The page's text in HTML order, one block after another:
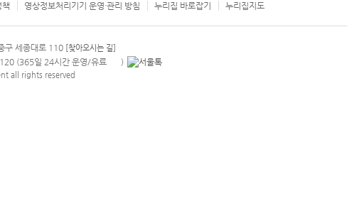
책 영상정보처리기기 운영·관리 방침 누리집 바로잡기 누리집지도
구 세종대로 110 [찾아오시는 길]
(365일 24시간 운영/유료 안내팝업 열기
)
all rights reserved